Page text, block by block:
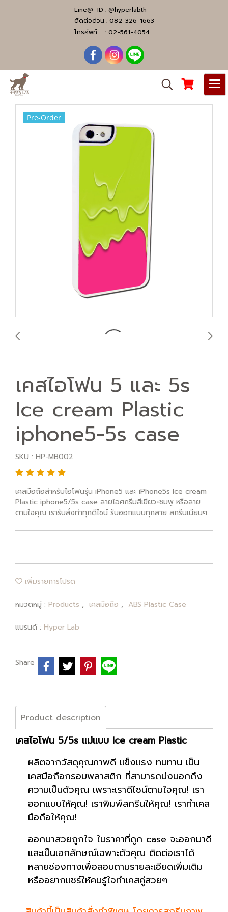
Line@ ID : @hyperlabth
ติดต่อด่วน : 082-326-1663
โทรศัพท์ : 02-561-4054
Pre-Order
เคสไอโฟน 5 และ 5s
Ice cream Plastic
iphone5-5s case
SKU : HP-MB002
เคสมือถือสำหรับไอโฟนรุ่น iPhone5 และ iPhone5s Ice cream
Plastic iphone5/5s case ลายไอศกรีมสีเขียว+ชมพู หรือลาย
ตามใจคุณ เรารับสั่งทำทุกดีไซน์ รับออกแบบทุกลาย สกรีนเนียนๆ
เพิ่มรายการโปรด
หมวดหมู่ : Products , เคสมือถือ , ABS Plastic Case
แบรนด์ : Hyper Lab
Share
Product description
เคสไอโฟน 5/5s แม่แบบ Ice cream Plastic
ผลิตจากวัสดุคุณภาพดี แข็งแรง ทนทาน เป็น
เคสมือถือกรอบพลาสติก ที่สามารถบ่งบอกถึง
ความเป็นตัวคุณ เพราะเราดีไซน์ตามใจคุณ! เรา
ออกแบบให้คุณ! เราพิมพ์สกรีนให้คุณ! เราทำเคส
มือถือให้คุณ!
ออกมาสวยถูกใจ ในราคาที่ถูก case จะออกมาดี
และเป็นเอกลักษณ์เฉพาะตัวคุณ ติดต่อเราได้
หลายช่องทางเพื่อสอบถามรายละเอียดเพิ่มเติม
หรืออยากแชร์ให้คนรู้ใจทำเคสคู่สวยๆ